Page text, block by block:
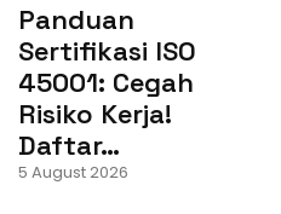
Panduan
Sertifikasi ISO
45001: Cegah
Risiko Kerja!
Daftar…
5 August 2026